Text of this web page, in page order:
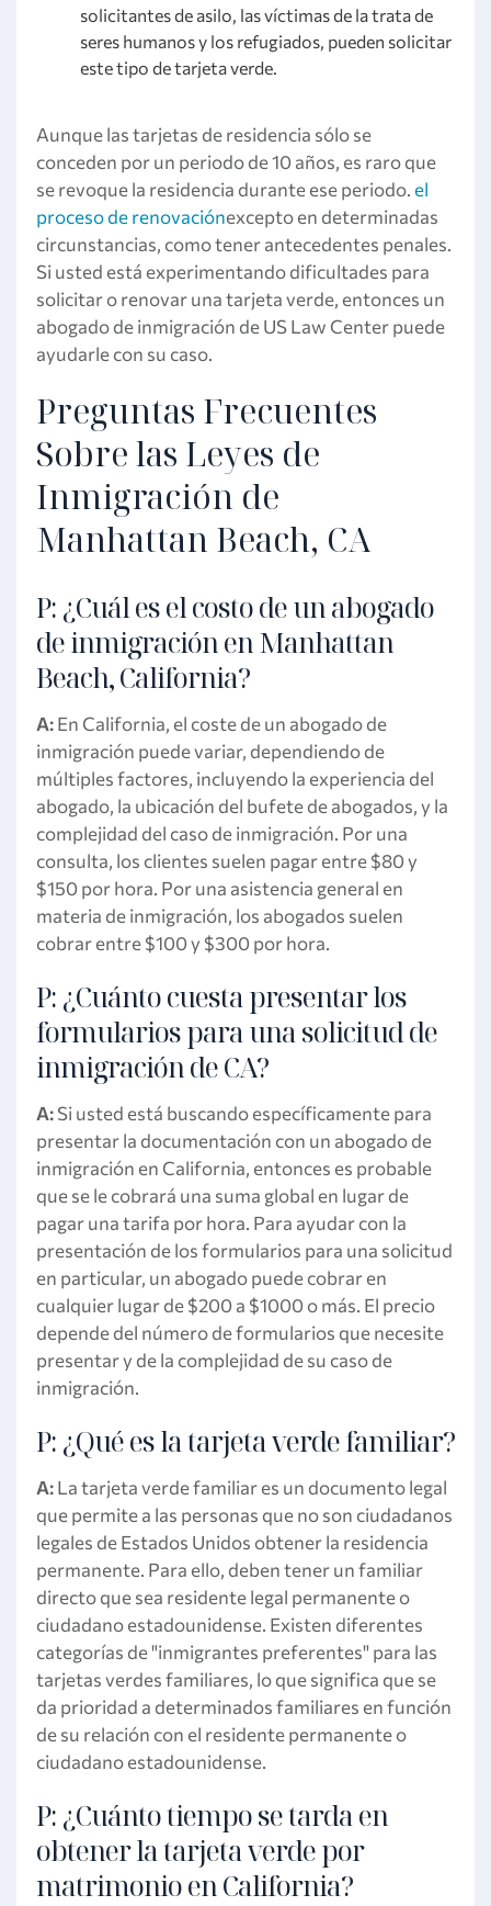
solicitantes de asilo, las víctimas de la trata de
seres humanos y los refugiados, pueden solicitar
este tipo de tarjeta verde.
Aunque las tarjetas de residencia sólo se
conceden por un periodo de 10 años, es raro que
se revoque la residencia durante ese periodo.el
proceso de renovaciónexcepto en determinadas
circunstancias, como tener antecedentes penales.
Si usted está experimentando dificultades para
solicitar o renovar una tarjeta verde, entonces un
abogado de inmigración de US Law Center puede
ayudarle con su caso.
Preguntas Frecuentes
Sobre las Leyes de
Inmigración de
Manhattan Beach, CA
P: ¿Cuál es el costo de un abogado
de inmigración en Manhattan
Beach, California?
A:En California, el coste de un abogado de
inmigración puede variar, dependiendo de
múltiples factores, incluyendo la experiencia del
abogado, la ubicación del bufete de abogados, y la
complejidad del caso de inmigración. Por una
consulta, los clientes suelen pagar entre $80 y
$150 por hora. Por una asistencia general en
materia de inmigración, los abogados suelen
cobrar entre $100 y $300 por hora.
P: ¿Cuánto cuesta presentar los
formularios para una solicitud de
inmigración de CA?
A:Si usted está buscando específicamente para
presentar la documentación con un abogado de
inmigración en California, entonces es probable
que se le cobrará una suma global en lugar de
pagar una tarifa por hora. Para ayudar con la
presentación de los formularios para una solicitud
en particular, un abogado puede cobrar en
cualquier lugar de $200 a $1000 o más. El precio
depende del número de formularios que necesite
presentar y de la complejidad de su caso de
inmigración.
P: ¿Qué es la tarjeta verde familiar?
A:La tarjeta verde familiar es un documento legal
que permite a las personas que no son ciudadanos
legales de Estados Unidos obtener la residencia
permanente. Para ello, deben tener un familiar
directo que sea residente legal permanente o
ciudadano estadounidense. Existen diferentes
categorías de "inmigrantes preferentes" para las
tarjetas verdes familiares, lo que significa que se
da prioridad a determinados familiares en función
de su relación con el residente permanente o
ciudadano estadounidense.
P: ¿Cuánto tiempo se tarda en
obtener la tarjeta verde por
matrimonio en California?